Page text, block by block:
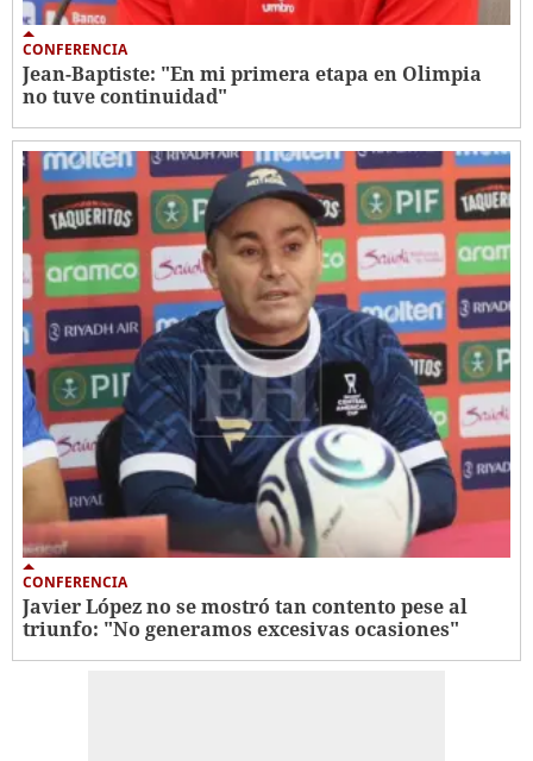
CONFERENCIA
Jean-Baptiste: "En mi primera etapa en Olimpia
no tuve continuidad"
CONFERENCIA
Javier López no se mostró tan contento pese al
triunfo: "No generamos excesivas ocasiones"